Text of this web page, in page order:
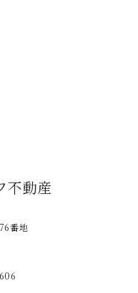
不動産
番地